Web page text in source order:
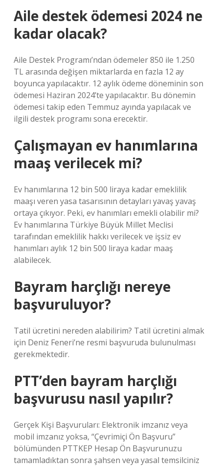
Aile destek ödemesi 2024 ne
kadar olacak?
Aile Destek Programı’ndan ödemeler 850 ile 1.250
TL arasında değişen miktarlarda en fazla 12 ay
boyunca yapılacaktır. 12 aylık ödeme döneminin son
ödemesi Haziran 2024’te yapılacaktır. Bu dönemin
ödemesi takip eden Temmuz ayında yapılacak ve
ilgili destek programı sona erecektir.
Çalışmayan ev hanımlarına
maaş verilecek mi?
Ev hanımlarına 12 bin 500 liraya kadar emeklilik
maaşı veren yasa tasarısının detayları yavaş yavaş
ortaya çıkıyor. Peki, ev hanımları emekli olabilir mi?
Ev hanımlarına Türkiye Büyük Millet Meclisi
tarafından emeklilik hakkı verilecek ve işsiz ev
hanımları aylık 12 bin 500 liraya kadar maaş
alabilecek.
Bayram harçlığı nereye
başvuruluyor?
Tatil ücretini nereden alabilirim? Tatil ücretini almak
için Deniz Feneri’ne resmi başvuruda bulunulması
gerekmektedir.
PTT’den bayram harçlığı
başvurusu nasıl yapılır?
Gerçek Kişi Başvuruları: Elektronik imzanız veya
mobil imzanız yoksa, “Çevrimiçi Ön Başvuru”
bölümünden PTTKEP Hesap Ön Başvurunuzu
tamamladıktan sonra şahsen veya yasal temsilciniz